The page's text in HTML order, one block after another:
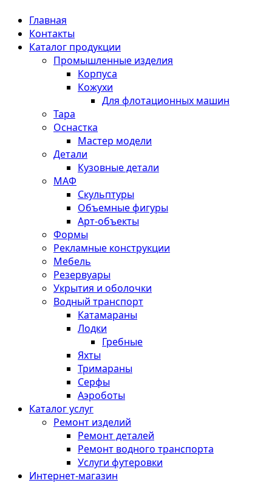
Главная
Контакты
Каталог продукции
Промышленные изделия
Корпуса
Кожухи
Для флотационных машин
Тара
Оснастка
Мастер модели
Детали
Кузовные детали
МАФ
Скульптуры
Объемные фигуры
Арт-объекты
Формы
Рекламные конструкции
Мебель
Резервуары
Укрытия и оболочки
Водный транспорт
Катамараны
Лодки
Гребные
Яхты
Тримараны
Серфы
Аэроботы
Каталог услуг
Ремонт изделий
Ремонт деталей
Ремонт водного транспорта
Услуги футеровки
Интернет-магазин